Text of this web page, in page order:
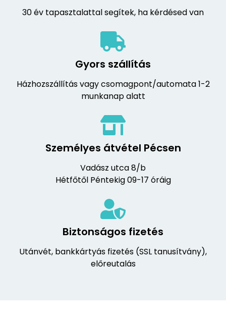
30 év tapasztalattal segítek, ha kérdésed van
Gyors szállítás
Házhozszállítás vagy csomagpont/automata 1-2
munkanap alatt
Személyes átvétel Pécsen
Vadász utca 8/b
Hétfőtől Péntekig 09-17 óráig
Biztonságos fizetés
Utánvét, bankkártyás fizetés (SSL tanusítvány),
előreutalás